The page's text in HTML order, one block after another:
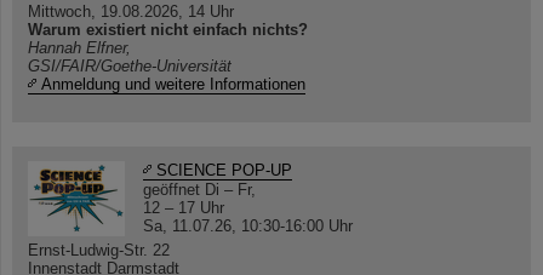
Mittwoch, 19.08.2026, 14 Uhr
Warum existiert nicht einfach nichts?
Hannah Elfner,
GSI/FAIR/Goethe-Universität
Anmeldung und weitere Informationen
SCIENCE POP-UP
geöffnet Di – Fr,
12 – 17 Uhr
Sa, 11.07.26, 10:30-16:00 Uhr
Ernst-Ludwig-Str. 22
Innenstadt Darmstadt